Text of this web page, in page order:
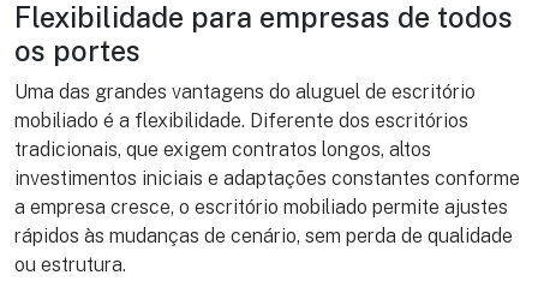
Flexibilidade para empresas de todos
os portes
Uma das grandes vantagens do aluguel de escritório
mobiliado é a flexibilidade. Diferente dos escritórios
tradicionais, que exigem contratos longos, altos
investimentos iniciais e adaptações constantes conforme
a empresa cresce, o escritório mobiliado permite ajustes
rápidos às mudanças de cenário, sem perda de qualidade
ou estrutura.